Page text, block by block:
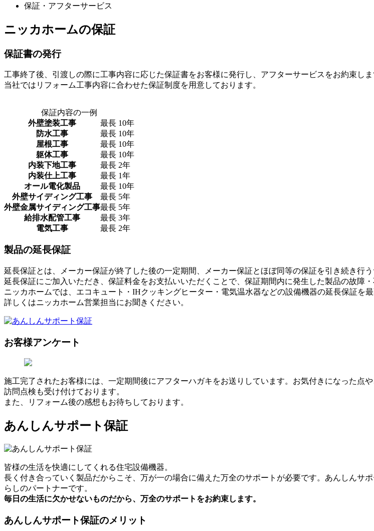
保証・アフターサービス
ニッカホームの保証
保証書の発行
工事終了後、引渡しの際に工事内容に応じた保証書をお客様に発行し、アフターサービスをお約束しま
当社ではリフォーム工事内容に合わせた保証制度を用意しております。
保証内容の一例
外壁塗装工事
最長 10年
防水工事
最長 10年
屋根工事
最長 10年
躯体工事
最長 10年
内装下地工事
最長 2年
内装仕上工事
最長 1年
オール電化製品
最長 10年
外壁サイディング工事
最長 5年
外壁金属サイディング工事最長 5年
給排水配管工事
最長 3年
電気工事
最長 2年
製品の延長保証
延長保証とは、メーカー保証が終了した後の一定期間、メーカー保証とほぼ同等の保証を引き続き行う
延長保証にご加入いただき、保証料金をお支払いいただくことで、保証期間内に発生した製品の故障
ニッカホームでは、エコキュート・IHクッキングヒーター・電気温水器などの設備機器の延長保証を最
詳しくはニッカホーム営業担当にお聞きください。
お客様アンケート
施工完了されたお客様には、一定期間後にアフターハガキをお送りしています。お気付きになった点
訪問点検も受け付けております。
また、リフォーム後の感想もお待ちしております。
あんしんサポート保証
皆様の生活を快適にしてくれる住宅設備機器。
長く付き合っていく製品だからこそ、万が一の場合に備えた万全のサポートが必要です。あんしんサ
らしのパートナーです。
毎日の生活に欠かせないものだから、万全のサポートをお約束します。
あんしんサポート保証のメリット